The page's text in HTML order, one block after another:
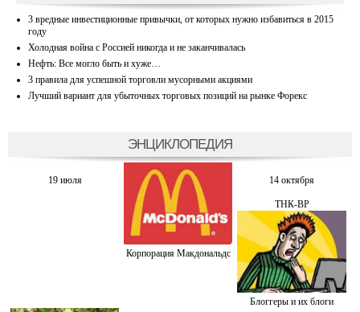
3 вредные инвестиционные привычки, от которых нужно избавиться в 2015
году
Холодная война с Россией никогда и не заканчивалась
Нефть: Все могло быть и хуже…
3 правила для успешной торговли мусорными акциями
Лучший вариант для убыточных торговых позиций на рынке Форекс
ЭНЦИКЛОПЕДИЯ
19 июля
Корпорация Макдональдс
14 октября
ТНК-BP
Блоггеры и их блоги